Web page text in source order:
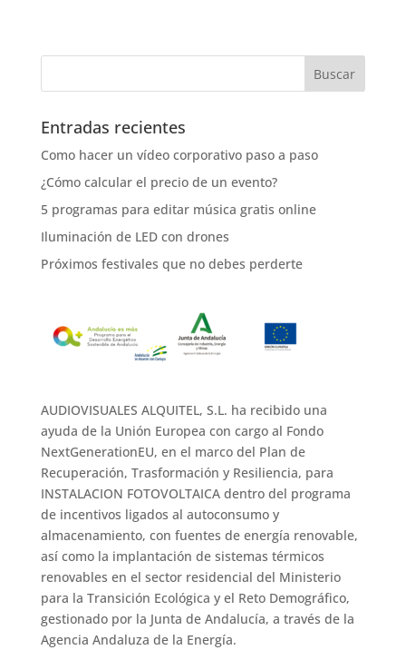
Entradas recientes
Como hacer un vídeo corporativo paso a paso
¿Cómo calcular el precio de un evento?
5 programas para editar música gratis online
Iluminación de LED con drones
Próximos festivales que no debes perderte
AUDIOVISUALES ALQUITEL, S.L. ha recibido una
ayuda de la Unión Europea con cargo al Fondo
NextGenerationEU, en el marco del Plan de
Recuperación, Trasformación y Resiliencia, para
INSTALACION FOTOVOLTAICA dentro del programa
de incentivos ligados al autoconsumo y
almacenamiento, con fuentes de energía renovable,
así como la implantación de sistemas térmicos
renovables en el sector residencial del Ministerio
para la Transición Ecológica y el Reto Demográfico,
gestionado por la Junta de Andalucía, a través de la
Agencia Andaluza de la Energía.